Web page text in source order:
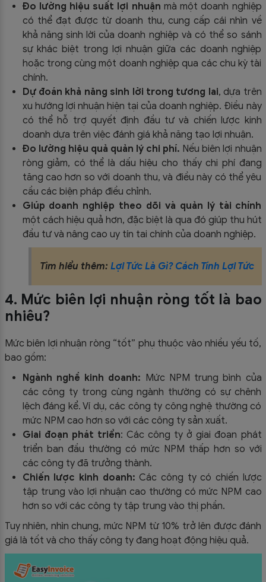
Đo lường hiệu suất lợi nhuận mà một doanh nghiệp
có thể đạt được từ doanh thu, cung cấp cái nhìn về
khả năng sinh lời của doanh nghiệp và có thể so sánh
sự khác biệt trong lợi nhuận giữa các doanh nghiệp
hoặc trong cùng một doanh nghiệp qua các chu kỳ tài
chính.
Dự đoán khả năng sinh lời trong tương lai, dựa trên
xu hướng lợi nhuận hiện tại của doanh nghiệp. Điều này
có thể hỗ trợ quyết định đầu tư và chiến lược kinh
doanh dựa trên việc đánh giá khả năng tạo lợi nhuận.
Đo lường hiệu quả quản lý chi phí. Nếu biên lợi nhuận
ròng giảm, có thể là dấu hiệu cho thấy chi phí đang
tăng cao hơn so với doanh thu, và điều này có thể yêu
cầu các biện pháp điều chỉnh.
Giúp doanh nghiệp theo dõi và quản lý tài chính
một cách hiệu quả hơn, đặc biệt là qua đó giúp thu hút
đầu tư và nâng cao uy tín tai chính của doanh nghiệp.
Tìm hiểu thêm: Lợi Tức Là Gì? Cách Tính Lợi Tức
4. Mức biên lợi nhuận ròng tốt là bao
nhiêu?
Mức biên lợi nhuận ròng “tốt” phụ thuộc vào nhiều yếu tố,
bao gồm:
Ngành nghề kinh doanh: Mức NPM trung bình của
các công ty trong cùng ngành thường có sự chênh
lệch đáng kể. Ví dụ, các công ty công nghệ thường có
mức NPM cao hơn so với các công ty sản xuất.
Giai đoạn phát triển: Các công ty ở giai đoạn phát
triển ban đầu thường có mức NPM thấp hơn so với
các công ty đã trưởng thành.
Chiến lược kinh doanh: Các công ty có chiến lược
tập trung vào lợi nhuận cao thường có mức NPM cao
hơn so với các công ty tập trung vào thị phần.
Tuy nhiên, nhìn chung, mức NPM từ 10% trở lên được đánh
giá là tốt và cho thấy công ty đang hoạt động hiệu quả.